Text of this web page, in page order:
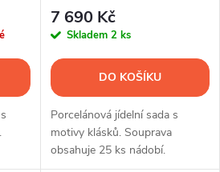
7 690 Kč
Skladem 2 ks
DO KOŠÍKU
Porcelánová jídelní sada s
motivy klásků. Souprava
obsahuje 25 ks nádobí.